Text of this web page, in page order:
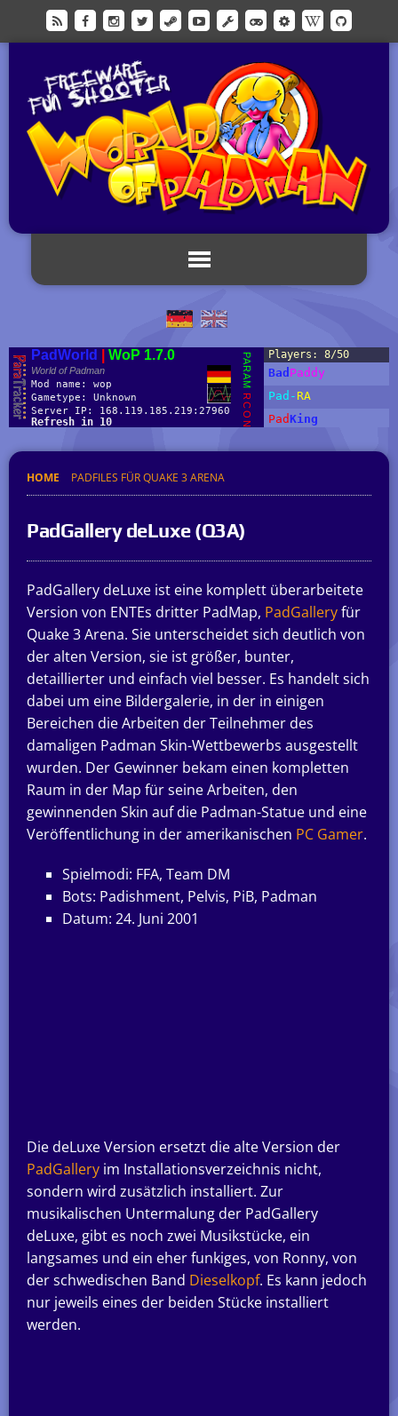
HOME PADFILES FÜR QUAKE 3 ARENA
PadGallery deLuxe (Q3A)
PadGallery deLuxe ist eine komplett überarbeitete
Version von ENTEs dritter PadMap, PadGalleryfür
Quake 3 Arena. Sie unterscheidet sich deutlich von
der alten Version, sie ist größer, bunter,
detaillierter und einfach viel besser. Es handelt sich
dabei um eine Bildergalerie, in der in einigen
Bereichen die Arbeiten der Teilnehmer des
damaligen Padman Skin-Wettbewerbs ausgestellt
wurden. Der Gewinner bekam einen kompletten
Raum in der Map für seine Arbeiten, den
gewinnenden Skin auf die Padman-Statue und eine
Veröffentlichung in der amerikanischen PC Gamer.
Spielmodi: FFA, Team DM
Bots: Padishment, Pelvis, PiB, Padman
Datum: 24. Juni 2001
Die deLuxe Version ersetzt die alte Version der
PadGallery im Installationsverzeichnis nicht,
sondern wird zusätzlich installiert. Zur
musikalischen Untermalung der PadGallery
deLuxe, gibt es noch zwei Musikstücke, ein
langsames und ein eher funkiges, von Ronny, von
der schwedischen Band Dieselkopf. Es kann jedoch
nur jeweils eines der beiden Stücke installiert
werden.